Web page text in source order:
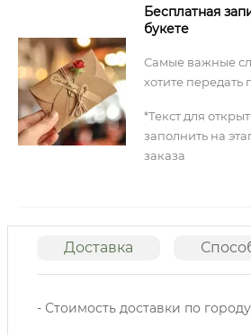
Бесплатная
букете
Самые важные
хотите передать
*Текст для
заполнить на
заказа
Доставка
- Стоимость доставки по